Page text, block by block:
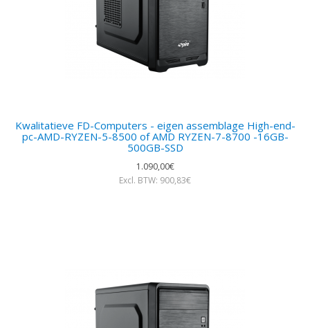
Kwalitatieve FD-Computers - eigen assemblage High-end-
pc-AMD-RYZEN-5-8500 of AMD RYZEN-7-8700 -16GB-
500GB-SSD
1.090,00€
Excl. BTW: 900,83€